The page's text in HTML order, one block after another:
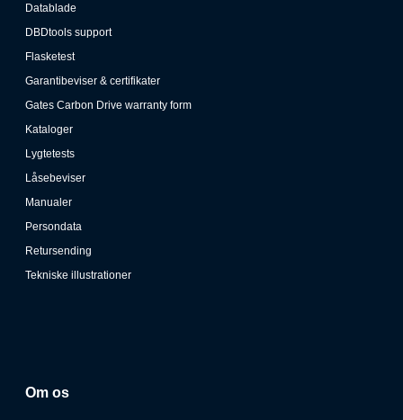
Datablade
DBDtools support
Flasketest
Garantibeviser & certifikater
Gates Carbon Drive warranty form
Kataloger
Lygtetests
Låsebeviser
Manualer
Persondata
Retursending
Tekniske illustrationer
Om os